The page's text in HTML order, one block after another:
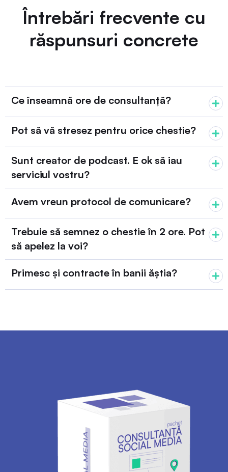
Întrebări frecvente cu
răspunsuri concrete
Ce înseamnă ore de consultanță?
Pot să vă stresez pentru orice chestie?
Sunt creator de podcast. E ok să iau
serviciul vostru?
Avem vreun protocol de comunicare?
Trebuie să semnez o chestie în 2 ore. Pot
să apelez la voi?
Primesc și contracte în banii ăștia?